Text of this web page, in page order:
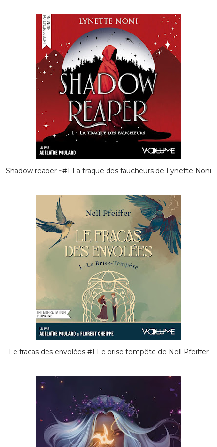
Shadow reaper ~#1 La traque des faucheurs de Lynette Noni
Le fracas des envolées #1 Le brise tempête de Nell Pfeiffer